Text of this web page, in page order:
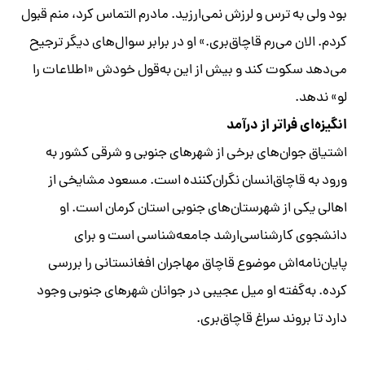
بود ولی به ترس و لرزش نمی‌ارزید. مادرم التماس کرد، منم قبول
کردم. الان می‌رم قاچاق‌بری.» او در برابر سوال‌های دیگر ترجیح
می‌دهد سکوت کند و بیش از این به‌قول خودش «اطلاعات را
لو» ندهد.
انگیزه‌ای فراتر از درآمد
اشتیاق جوان‌های برخی از شهرهای جنوبی و شرقی کشور به
ورود به قاچاق‌انسان نگران‌کننده است. مسعود مشایخی از
اهالی یکی از شهرستان‌های جنوبی استان کرمان است. او
دانشجوی کار‌شناسی‌ارشد جامعه‌شناسی است و برای
پایان‌نامه‌اش موضوع قاچاق مهاجران افغانستانی را بررسی
کرده. به‌گفته او میل عجیبی در جوانان شهرهای جنوبی وجود
دارد تا بروند سراغ قاچاق‌بری.